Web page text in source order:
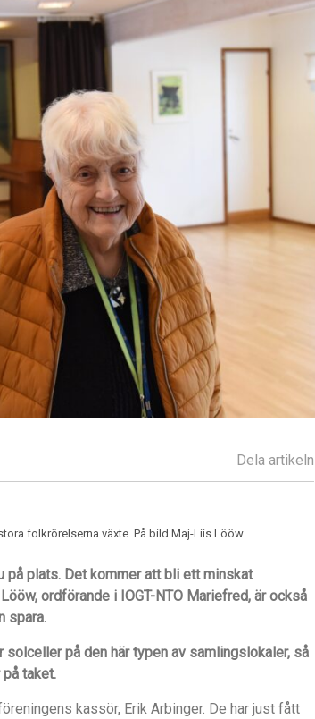
Dela artikeln
folkrörelserna växte. På bild Maj-Liis Lööw.
på plats. Det kommer att bli ett minskat
ordförande i IOGT-NTO Mariefred, är också
spara.
på den här typen av samlingslokaler, så
taket.
kassör, Erik Arbinger. De har just fått